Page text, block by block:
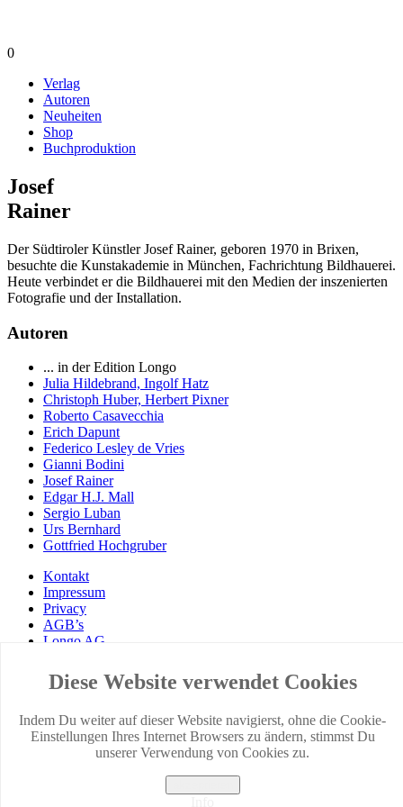
0
Verlag
Autoren
Neuheiten
Shop
Buchproduktion
Josef
Rainer
Der Südtiroler Künstler Josef Rainer, geboren 1970 in Brixen,
besuchte die Kunstakademie in München, Fachrichtung Bildhauerei.
Heute verbindet er die Bildhauerei mit den Medien der inszenierten
Fotografie und der Installation.
Autoren
... in der Edition Longo
Julia Hildebrand, Ingolf Hatz
Christoph Huber, Herbert Pixner
Roberto Casavecchia
Erich Dapunt
Federico Lesley de Vries
Gianni Bodini
Josef Rainer
Edgar H.J. Mall
Sergio Luban
Urs Bernhard
Gottfried Hochgruber
Kontakt
Impressum
Privacy
AGB’s
Longo AG
© EDITION LONGO 2018
Verlag
Autoren
Diese Website verwendet Cookies
Indem Du weiter auf dieser Website navigierst, ohne die Cookie-
Einstellungen Ihres Internet Browsers zu ändern, stimmst Du
unserer Verwendung von Cookies zu.